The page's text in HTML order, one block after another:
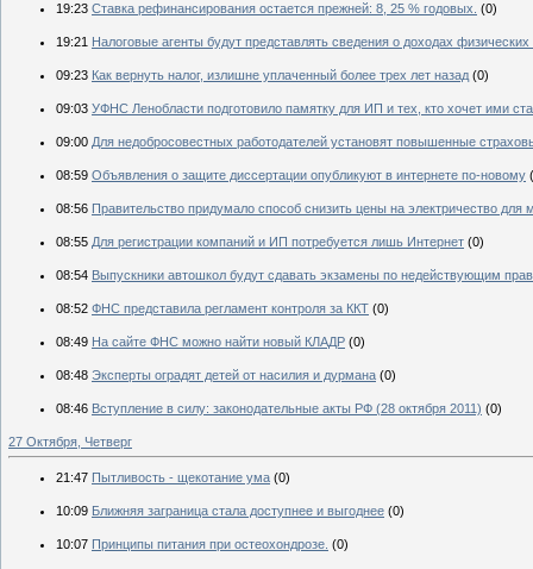
19:23 Ставка рефинансирования остается прежней: 8, 25 % годовых. (0)
19:21 Налоговые агенты будут представлять сведения о доходах
09:23 Как вернуть налог, излишне уплаченный более трех лет назад (0)
09:03 УФНС Ленобласти подготовило памятку для ИП и тех, кто хочет ими
09:00 Для недобросовестных работодателей установят повышенные
08:59 Объявления о защите диссертации опубликуют в интернете по-новому
08:56 Правительство придумало способ снизить цены на электричество для
08:55 Для регистрации компаний и ИП потребуется лишь Интернет (0)
08:54 Выпускники автошкол будут сдавать экзамены по недействующим
08:52 ФНС представила регламент контроля за ККТ (0)
08:49 На сайте ФНС можно найти новый КЛАДР (0)
08:48 Эксперты оградят детей от насилия и дурмана (0)
08:46 Вступление в силу: законодательные акты РФ (28 октября 2011) (0)
27 Октября, Четверг
21:47 Пытливость - щекотание ума (0)
10:09 Ближняя заграница стала доступнее и выгоднее (0)
10:07 Принципы питания при остеохондрозе. (0)